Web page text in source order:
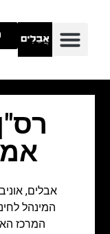
אבלים,
המינהל
המרכז